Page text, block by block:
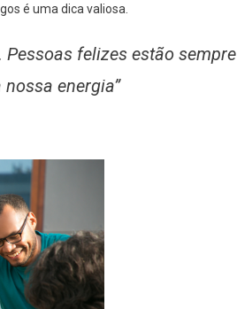
é uma dica valiosa.
felizes estão sempre
energia”